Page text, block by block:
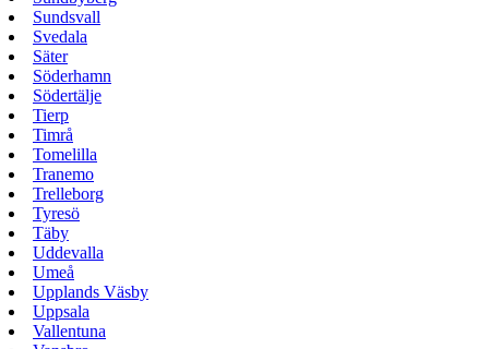
Sundsvall
Svedala
Säter
Söderhamn
Södertälje
Tierp
Timrå
Tomelilla
Tranemo
Trelleborg
Tyresö
Täby
Uddevalla
Umeå
Upplands Väsby
Uppsala
Vallentuna